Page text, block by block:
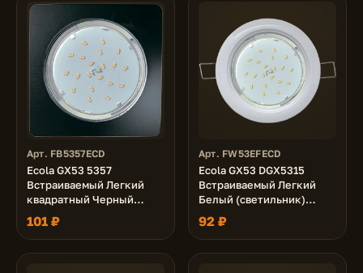
Арт. FB5357ECD
Ecola GX53 5357
Встраиваемый Легкий
квадратный Черный
(светильник) 107x25
101 ₽
Арт. FW53EFECD
Ecola GX53 DGX5315
Встраиваемый Легкий
Белый (светильник)
18x100
92 ₽